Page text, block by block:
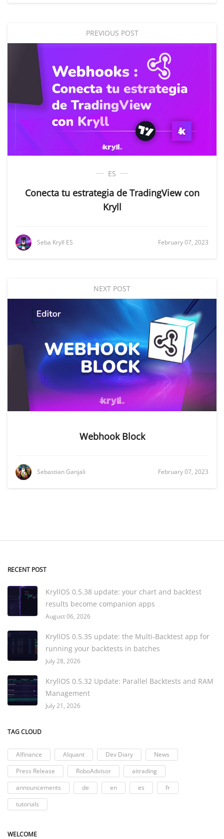
PREVIOUS POST
ES
Conecta tu estrategia de TradingView con
Kryll
Seba Kryll ES February 07, 2023
NEXT POST
Webhook Block
Sebastian Ganjali February 07, 2023
RECENT POST
KryllOS 0.5.38 update: your chart and backtest
results become companion apps
August 06, 2026
KryllOS 0.5.35 update: the Multi-Backtest app for
running your backtests in batches
July 28, 2026
KryllOS 0.5.32 Update: Parallel Backtests and RAM
Management
July 21, 2026
TAG CLOUD
AIfinance AIquant Dev Diary
News
Press Release
RoboAdvisor
aitrading
announcements
de en es
fr
tutorials
WELCOME